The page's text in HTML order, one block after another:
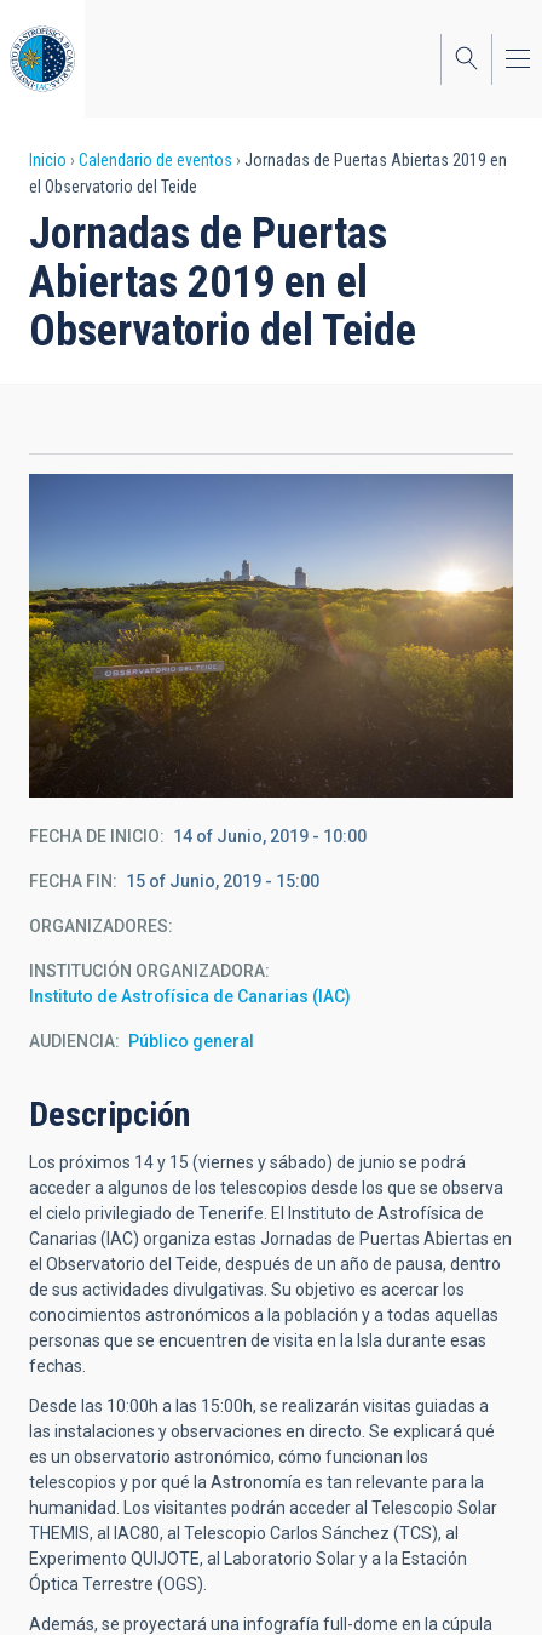
al
contenido
principal
Sobrescribir
enlaces
de
ayuda
a
Inicio Calendario de eventos
Jornadas de Puertas Abiertas 2019 en
el Observatorio del Teide
Jornadas de Puertas
Abiertas 2019 en el
Observatorio del Teide
FECHA DE INICIO 14 of Junio, 2019 - 10:00
FECHA FIN 15 of Junio, 2019 - 15:00
ORGANIZADORES
INSTITUCIÓN ORGANIZADORA
Instituto de Astrofísica de Canarias (IAC)
AUDIENCIA Público general
Descripción
Los próximos 14 y 15 (viernes y sábado) de junio se podrá
acceder a algunos de los telescopios desde los que se observa
el cielo privilegiado de Tenerife. El Instituto de Astrofísica de
Canarias (IAC) organiza estas Jornadas de Puertas Abiertas en
el Observatorio del Teide, después de un año de pausa, dentro
de sus actividades divulgativas. Su objetivo es acercar los
conocimientos astronómicos a la población y a todas aquellas
personas que se encuentren de visita en la Isla durante esas
fechas.
Desde las 10:00h a las 15:00h, se realizarán visitas guiadas a
las instalaciones y observaciones en directo. Se explicará qué
es un observatorio astronómico, cómo funcionan los
telescopios y por qué la Astronomía es tan relevante para la
humanidad. Los visitantes podrán acceder al Telescopio Solar
THEMIS, al IAC80, al Telescopio Carlos Sánchez (TCS), al
Experimento QUIJOTE, al Laboratorio Solar y a la Estación
Óptica Terrestre (OGS).
Además, se proyectará una infografía full-dome en la cúpula